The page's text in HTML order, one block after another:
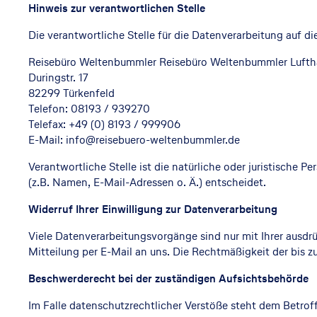
Hinweis zur verantwortlichen Stelle
Die verantwortliche Stelle für die Datenverarbeitung auf
Reisebüro Weltenbummler Reisebüro Weltenbummler
Duringstr. 17
82299 Türkenfeld
Telefon: 08193 / 939270
Telefax: +49 (0) 8193 / 999906
E-Mail: info@reisebuero-weltenbummler.de
Verantwortliche Stelle ist die natürliche oder juristische
(z.B. Namen, E-Mail-Adressen o. Ä.) entscheidet.
Widerruf Ihrer Einwilligung zur Datenverarbeitung
Viele Datenverarbeitungsvorgänge sind nur mit Ihrer
Mitteilung per E-Mail an uns. Die Rechtmäßigkeit der bis
Beschwerderecht bei der zuständigen Aufsichtsbehörde
Im Falle datenschutzrechtlicher Verstöße steht dem